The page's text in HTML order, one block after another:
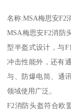
名称:MSA梅思安F2
MSA梅思安F2消防
型半盔式设计，与
冲击性能外，还有
与、防爆电筒、通
领域使用广泛。
F2消防头盔符合欧